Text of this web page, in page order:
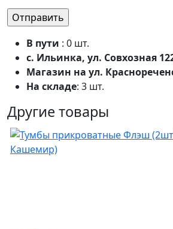
В пути : 0 шт.
с. Ильинка, ул. Совхозная
Магазин на ул.
На складе: 3 шт.
Другие товары